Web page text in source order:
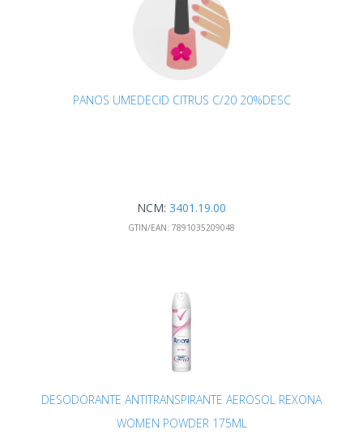
PANOS UMEDECID CITRUS C/20 20%DESC
NCM: 3401.19.00
GTIN/EAN: 7891035209048
DESODORANTE ANTITRANSPIRANTE AEROSOL REXONA
WOMEN POWDER 175ML